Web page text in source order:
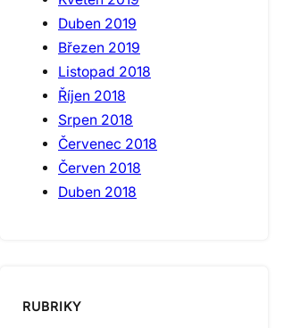
Duben 2019
Březen 2019
Listopad 2018
Říjen 2018
Srpen 2018
Červenec 2018
Červen 2018
Duben 2018
RUBRIKY